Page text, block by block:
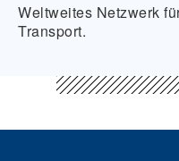
Weltweites Netzwerk
Transport.